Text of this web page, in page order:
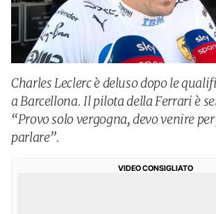
Charles Leclerc è deluso dopo le
a Barcellona. Il pilota della Ferrari è
“Provo solo vergogna, devo venire
parlare”.
VIDEO CONSIGLIATO